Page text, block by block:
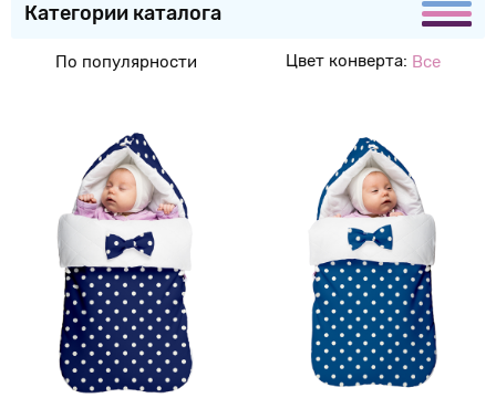
Категории каталога
По популярности Цвет конверта: Все